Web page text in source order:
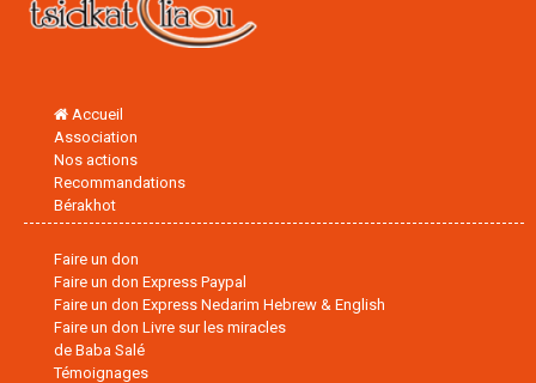
Accueil
Association
Nos actions
Recommandations
Bérakhot
Faire un don
Faire un don Express Paypal
Faire un don Express Nedarim Hebrew & English
Faire un don Livre sur les miracles
de Baba Salé
Témoignages